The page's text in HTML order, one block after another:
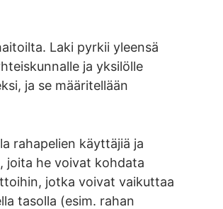
Laki pyrkii yleensä
ja yksilölle
ja se määritellään
rahapelien käyttäjiä ja
joita he voivat kohdata
jotka voivat vaikuttaa
tasolla (esim. rahan